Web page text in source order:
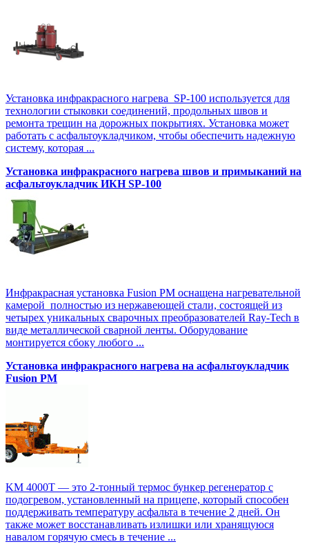
Установка инфракрасного нагрева SP-100 используется для
технологии стыковки соединений, продольных швов и
ремонта трещин на дорожных покрытиях. Установка может
работать с асфальтоукладчиком, чтобы обеспечить надежную
систему, которая ...
Установка инфракрасного нагрева швов и примыканий на
асфальтоукладчик ИКН SP-100
Инфракрасная установка Fusion PM оснащена нагревательной
камерой полностью из нержавеющей стали, состоящей из
четырех уникальных сварочных преобразователей Ray-Tech в
виде металлической сварной ленты. Оборудование
монтируется сбоку любого ...
Установка инфракрасного нагрева на асфальтоукладчик
Fusion PM
KM 4000T — это 2-тонный термос бункер регенератор с
подогревом, установленный на прицепе, который способен
поддерживать температуру асфальта в течение 2 дней. Он
также может восстанавливать излишки или хранящуюся
навалом горячую смесь в течение ...